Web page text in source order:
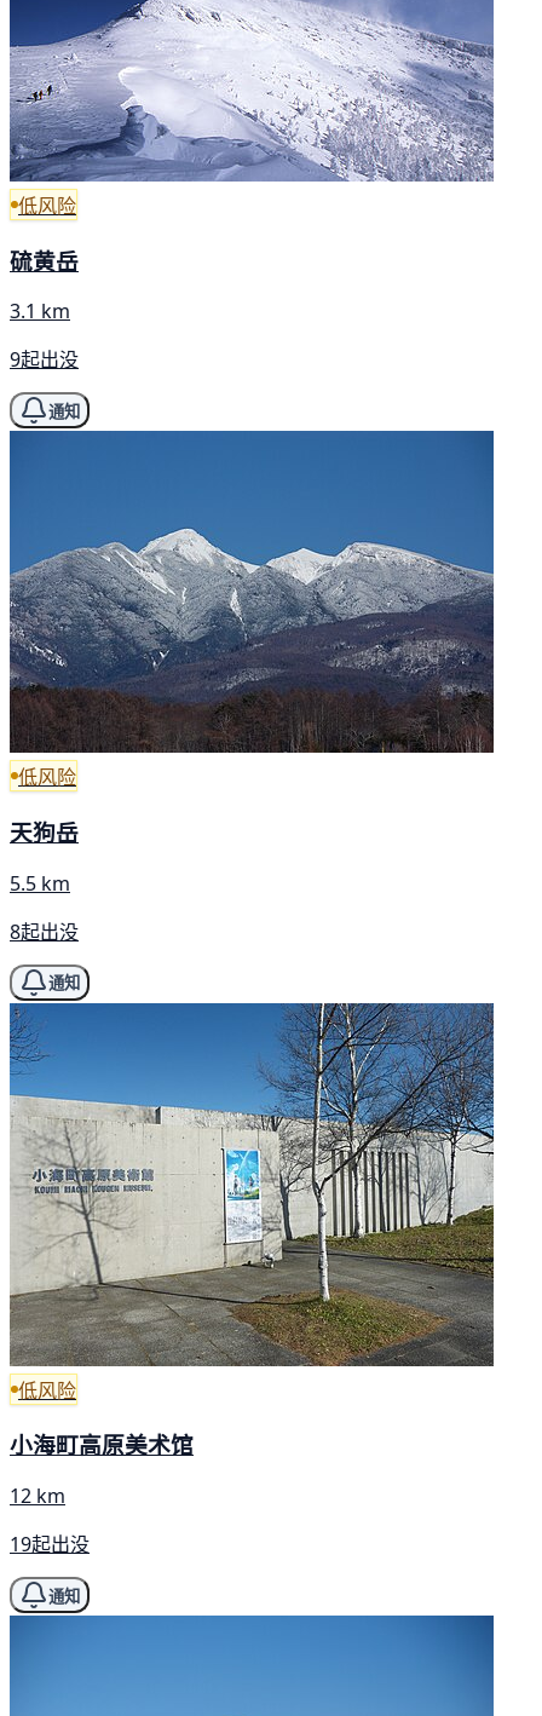
低风险
硫黄岳
3.1 km
9起出没
通知
低风险
天狗岳
5.5 km
8起出没
通知
低风险
小海町高原美术馆
12 km
19起出没
通知